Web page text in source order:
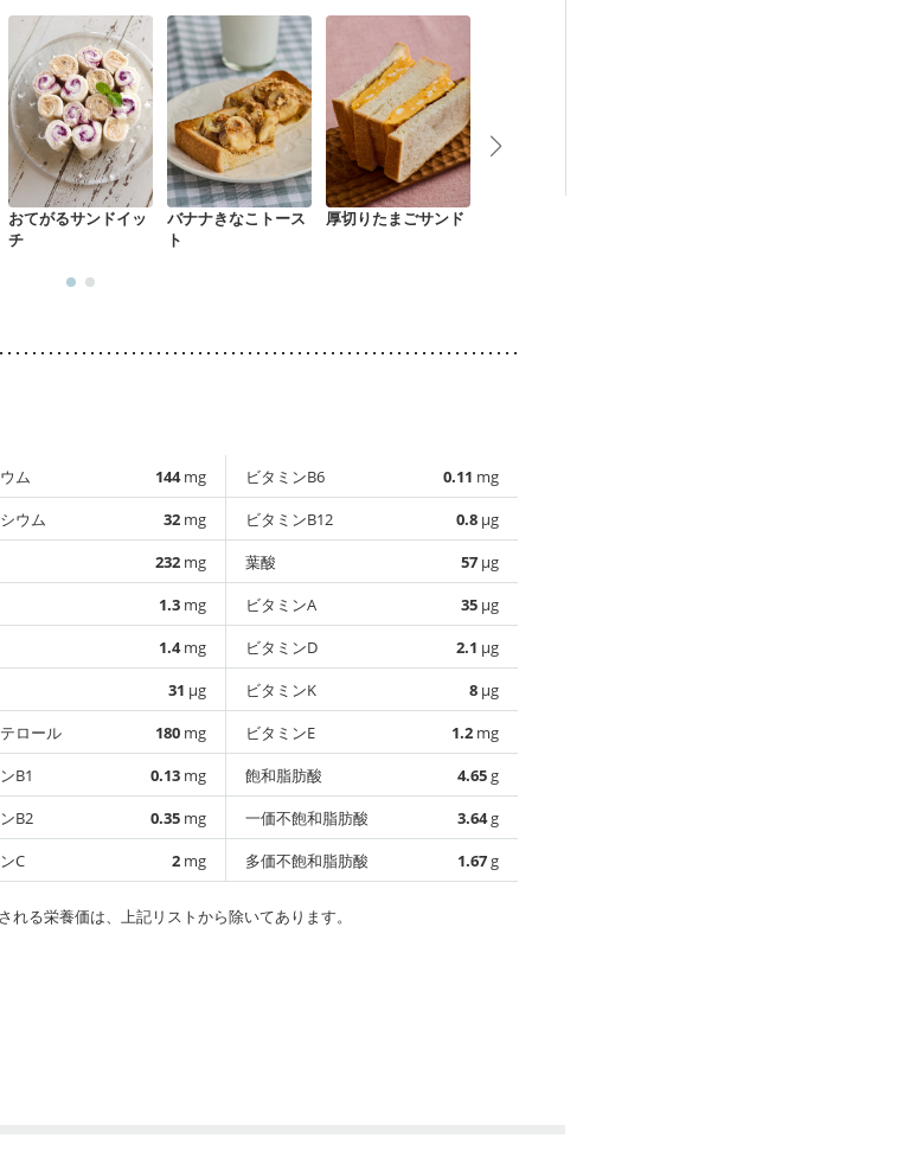
おてがるサンドイッ
チ
バナナきなこトース
ト
厚切りたまごサンド
ム 144mg
ウム
32 mg
232 mg
1.3 mg
1.4mg
31 µg
ロール
180 mg
B1
0.13 mg
B2
0.35 mg
C
2 mg
ビタミンB6 0.11 mg
ビタミンB12
0.8 µg
葉酸
57 µg
ビタミンA
35 µg
ビタミンD
2.1 µg
ビタミンK
8 µg
ビタミンE
1.2 mg
飽和脂肪酸
4.65g
一価不飽和脂肪酸
3.64g
多価不飽和脂肪酸
1.67g
る栄養価は、上記リストから除いてあります。